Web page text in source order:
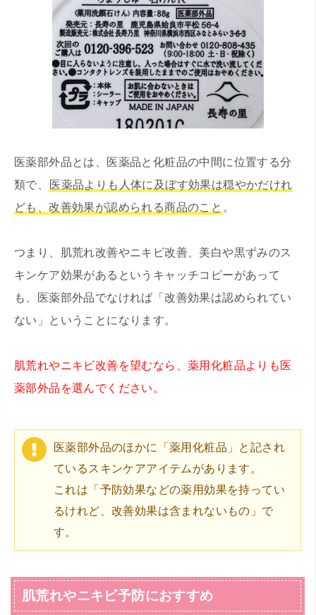
医薬部外品とは、医薬品と化粧品の中間に位置する分
類で、
医薬品よりも人体に及ぼす効果は穏やかだけれ
ども、改善効果が認められる商品のこと 。
つまり、肌荒れ改善やニキビ改善、美白や黒ずみのス
キンケア効果があるというキャッチコピーがあって
も、医薬部外品でなければ「改善効果は認められてい
ない」ということになります。
肌荒れやニキビ改善を望むなら、薬用化粧品よりも医
薬部外品を選んでください。
医薬部外品のほかに「薬用化粧品」と記され
ているスキンケアアイテムがあります。
これは「予防効果などの薬用効果を持ってい
るけれど、改善効果は含まれないもの」で
す。
肌荒れやニキビ予防におすすめ